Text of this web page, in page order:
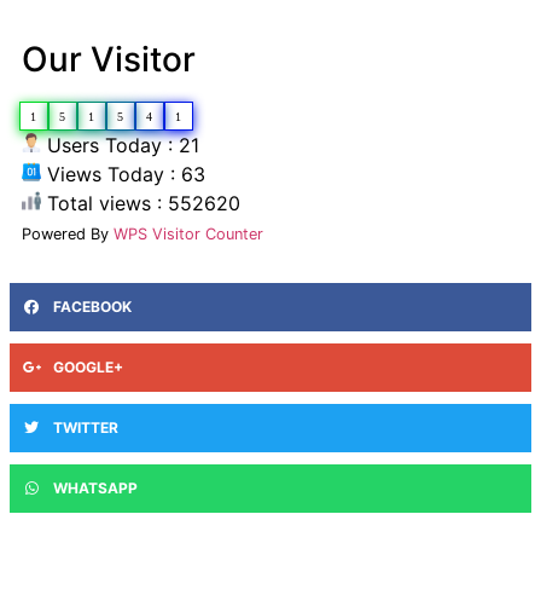
Our Visitor
1 5 1 5 4 1
Users Today : 21
Views Today : 63
Total views : 552620
Powered By WPS Visitor Counter
FACEBOOK
GOOGLE+
TWITTER
WHATSAPP